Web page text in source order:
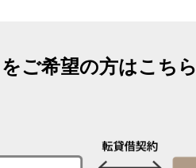
ご希望の方はこちら